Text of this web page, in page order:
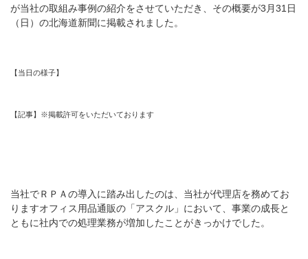
が当社の取組み事例の紹介をさせていただき、その概要が3月31日
（日）の北海道新聞に掲載されました。
【当日の様子】
【記事】※掲載許可をいただいております
当社でＲＰＡの導入に踏み出したのは、当社が代理店を務めてお
りますオフィス用品通販の「アスクル」において、事業の成長と
ともに社内での処理業務が増加したことがきっかけでした。